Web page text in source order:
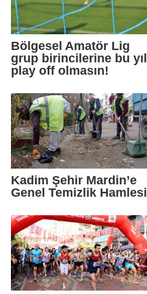
Bölgesel Amatör Lig
grup birincilerine bu yıl
play off olmasın!
Kadim Şehir Mardin’e
Genel Temizlik Hamlesi